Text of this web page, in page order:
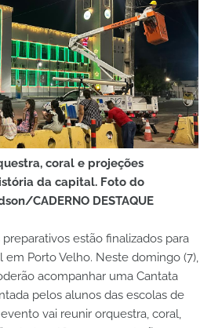
coral e projeções
da capital. Foto do
CADERNO DESTAQUE
preparativos estão finalizados para
em Porto Velho. Neste domingo (7),
acompanhar uma Cantata
pelos alunos das escolas de
vai reunir orquestra, coral,